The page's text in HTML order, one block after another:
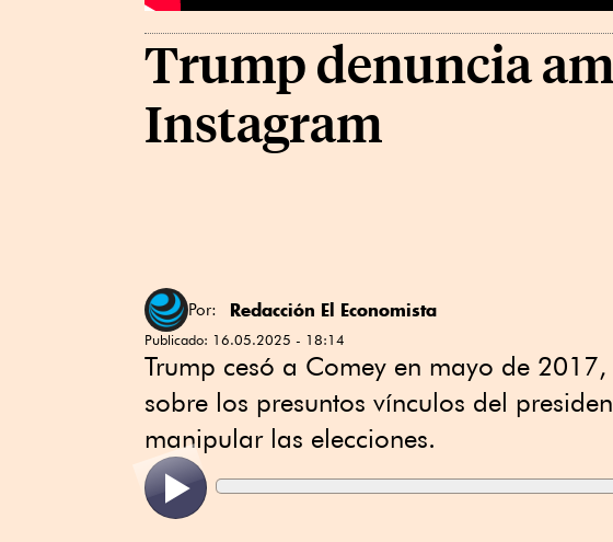
Trump denuncia
Instagram
Por: Redacción El Economista
Publicado: 16.05.2025 - 18:14
Trump cesó a Comey en mayo de
sobre los presuntos vínculos del
manipular las elecciones.